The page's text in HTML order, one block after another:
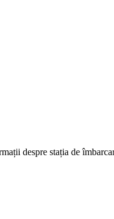
despre stația de